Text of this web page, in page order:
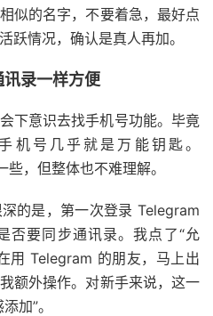
似的名字，不要着急，最好点
跃情况，确认是真人再加。
录一样方便
下意识去找手机号功能。毕竟
机号几乎就是万能钥匙。
，但整体也不难理解。
的是，第一次登录 Telegram
否要同步通讯录。我点了“允
用 Telegram 的朋友，马上出
额外操作。对新手来说，这一
加”。